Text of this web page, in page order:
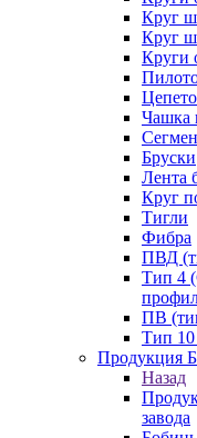
Круг
Круг
Круги
Чашка
Бруски
Лента
Круг
Тигли
Фибра
ПВД
Тип 4
ПВ
Тип
Продукция
Назад
завода